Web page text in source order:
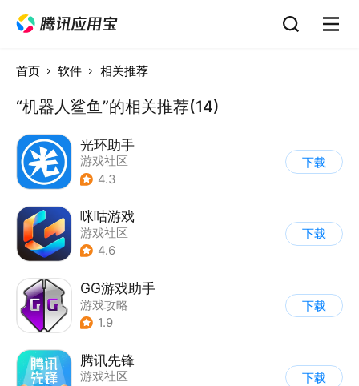
首页 软件 相关推荐
“机器人鲨鱼”的相关推荐(14)
光环助手
游戏社区
4.3
下载
咪咕游戏
游戏社区
4.6
下载
GG游戏助手
游戏攻略
1.9
下载
腾讯先锋
游戏社区
下载